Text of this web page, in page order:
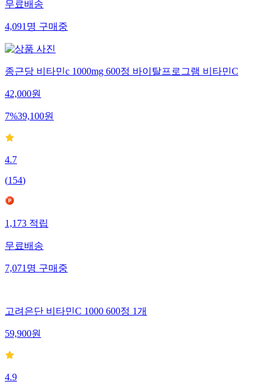
무료배송
4,091명구매중
종근당 비타민c 1000mg 600정 바이탈프로그램 비타민C
42,000원
7%39,100원
4.7
(154)
1,173적립
무료배송
7,071명구매중
고려은단 비타민C 1000 600정 1개
59,900원
4.9